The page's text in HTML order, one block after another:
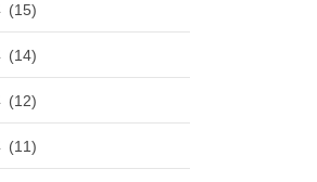
(15)
(14)
(12)
(11)